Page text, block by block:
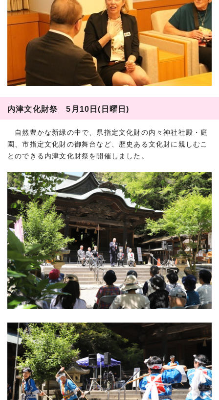
内津文化財祭 5月10日(日曜日)
自然豊かな新緑の中で、県指定文化財の内々神社社殿・庭
園、市指定文化財の御舞台など、歴史ある文化財に親しむこ
とのできる内津文化財祭を開催しました。